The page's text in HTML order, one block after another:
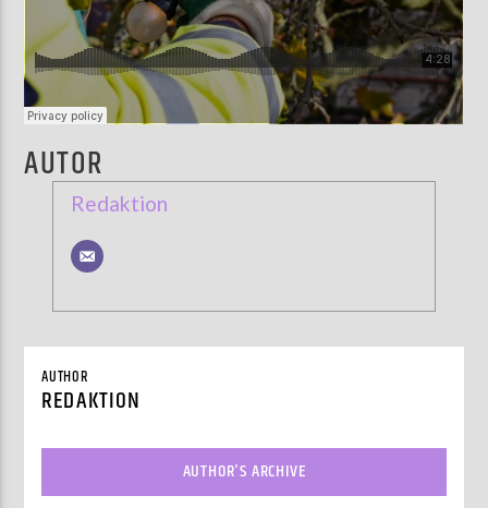
AUTOR
Redaktion
AUTHOR
REDAKTION
AUTHOR'S ARCHIVE